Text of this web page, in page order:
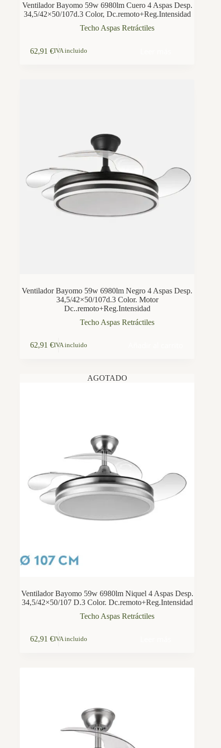
Ventilador Bayomo 59w 6980lm Cuero 4 Aspas Desp.
34,5/42×50/107d.3 Color, Dc.remoto+Reg.Intensidad
Techo Aspas Retráctiles
62,91 €IVA incluido
Ventilador Bayomo 59w 6980lm Negro 4 Aspas Desp.
34,5/42×50/107d.3 Color. Motor
Dc..remoto+Reg.Intensidad
Techo Aspas Retráctiles
62,91 €IVA incluido
AGOTADO
Ventilador Bayomo 59w 6980lm Niquel 4 Aspas Desp.
34,5/42×50/107 D.3 Color. Dc.remoto+Reg.Intensidad
Techo Aspas Retráctiles
62,91 €IVA incluido